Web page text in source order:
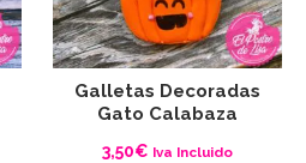
Galletas Decoradas
Gato Calabaza
3,50€ Iva Incluido